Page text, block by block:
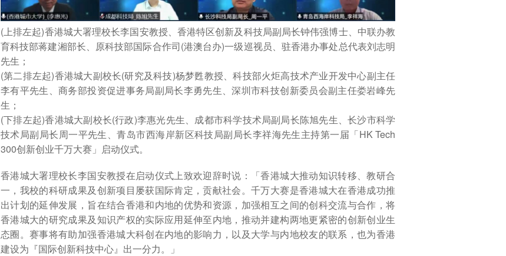
(上排左起)香港城大署理校长李国安教授、香港特区创新及科技局副局长钟伟强博士、中联办教
育科技部蒋建湘部长、原科技部国际合作司(港澳台办)一级巡视员、驻香港办事处总代表刘志明
先生；
(第二排左起)香港城大副校长(研究及科技)杨梦甦教授、科技部火炬高技术产业开发中心副主任
李有平先生、商务部投资促进事务局副局长李勇先生、深圳市科技创新委员会副主任娄岩峰先
生；
(下排左起)香港城大副校长(行政)李惠光先生、成都市科学技术局副局长陈旭先生、长沙市科学
技术局副局长周一平先生、青岛市西海岸新区科技局副局长李祥海先生主持第一届「HK Tech
300创新创业千万大赛」启动仪式。
香港城大署理校长李国安教授在启动仪式上致欢迎辞时说：「香港城大推动知识转移、教研合
一，我校的科研成果及创新项目屡获国际肯定，贡献社会。千万大赛是香港城大在香港成功推
出计划的延伸发展，旨在结合香港和内地的优势和资源，加强相互之间的创科交流与合作，将
香港城大的研究成果及知识产权的实际应用延伸至内地，推动并建构两地更紧密的创新创业生
态圈。赛事将有助加强香港城大科创在内地的影响力，以及大学与内地校友的联系，也为香港
建设为『国际创新科技中心』出一分力。」